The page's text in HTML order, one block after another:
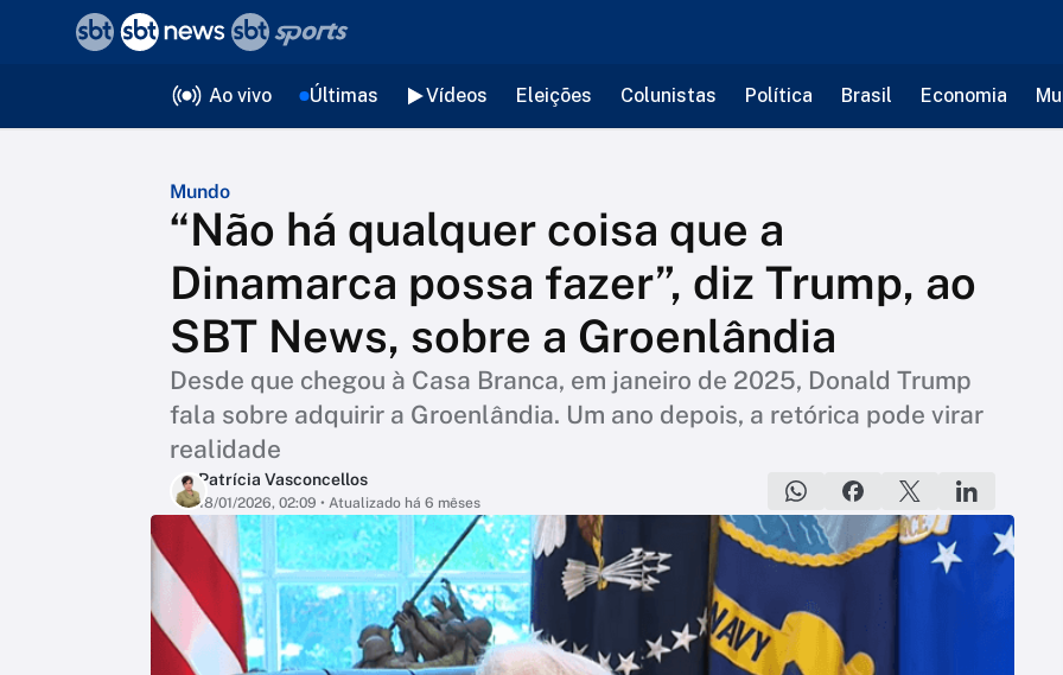
Ao vivo Últimas Vídeos Eleições Colunistas Política Brasil Economia
Mundo
“Não há qualquer coisa que a
Dinamarca possa fazer”, diz Trump, ao
SBT News, sobre a Groenlândia
Desde que chegou à Casa Branca, em janeiro de 2025, Donald Trump
fala sobre adquirir a Groenlândia. Um ano depois, a retórica pode virar
realidade
Patrícia Vasconcellos
18/01/2026, 02:09 • Atualizado há 6 mêses
voltar
Editorias